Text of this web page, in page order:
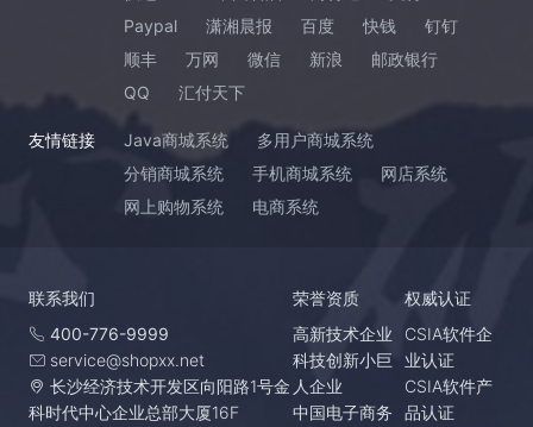
Paypal
潇湘晨报 百度 快钱
钉钉
顺丰
万网 微信 新浪
邮政银行
QQ
汇付天下
友情链接 Java商城系统
多用户商城系统
分销商城系统
手机商城系统
网店系统
网上购物系统
电商系统
联系我们
400-776-9999
service@shopxx.net
长沙经济技术开发区向阳路1号金
科时代中心企业总部大厦16F
荣誉资质
高新技术企业
科技创新小巨
人企业
中国电子商务
权威认证
CSIA软件企
业认证
CSIA软件产
品认证